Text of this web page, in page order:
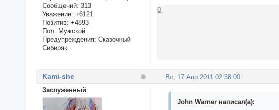
Сообщений: 313
Уважение: +6121
Позитив: +4893
Пол: Мужской
Предупреждения: Сказочный
Сибиряк
0
Вс, 17 Апр 2011 02:58:00
Kami-she
Заслуженный
John Warner написал(а):